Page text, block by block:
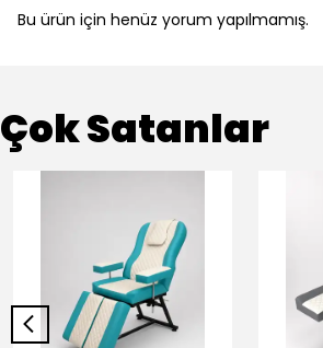
Bu ürün için henüz yorum yapılmamış.
Çok Satanlar